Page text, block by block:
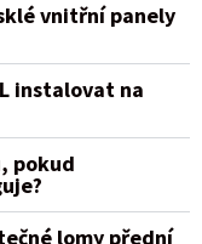
vnitřní panely
instalovat na
pokud
lomy přední